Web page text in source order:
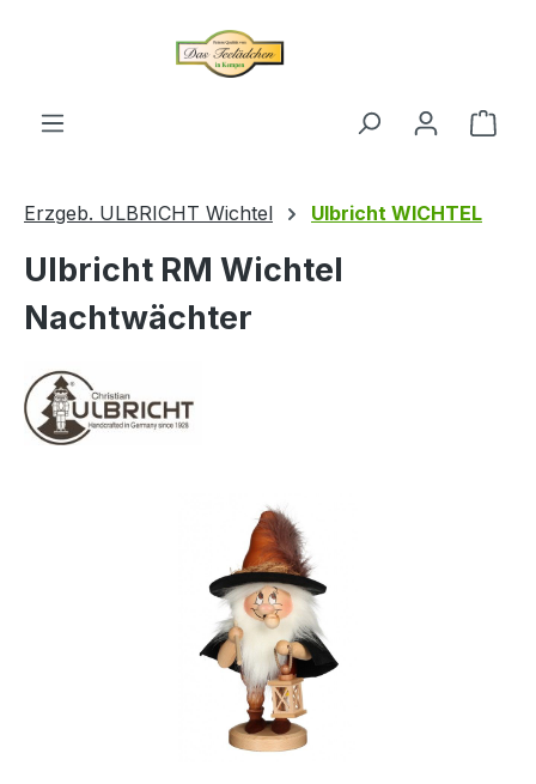
Erzgeb. ULBRICHT Wichtel Ulbricht WICHTEL
Ulbricht RM Wichtel
Nachtwächter